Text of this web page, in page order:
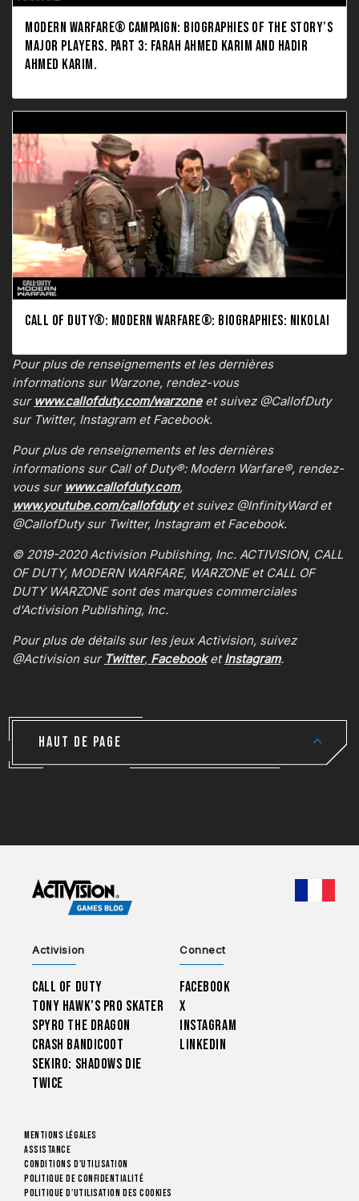
MODERN WARFARE® CAMPAIGN: BIOGRAPHIES OF THE STORY’S
MAJOR PLAYERS. PART 3: FARAH AHMED KARIM AND HADIR
AHMED KARIM.
CALL OF DUTY®: MODERN WARFARE®: BIOGRAPHIES: NIKOLAI
Pour plus de renseignements et les dernières
informations sur Warzone, rendez-vous
sur www.callofduty.com/warzoneet suivez @CallofDuty
sur Twitter, Instagram et Facebook.
Pour plus de renseignements et les dernières
informations sur Call of Duty®: Modern Warfare®, rendez-
vous sur www.callofduty.com,
www.youtube.com/callofdutyet suivez @InfinityWard et
@CallofDuty sur Twitter, Instagram et Facebook.
© 2019-2020 Activision Publishing, Inc. ACTIVISION, CALL
OF DUTY, MODERN WARFARE, WARZONE et CALL OF
DUTY WARZONE sont des marques commerciales
d'Activision Publishing, Inc.
Pour plus de détails sur les jeux Activision, suivez
@Activision sur Twitter, FacebooketInstagram.
HAUT DE PAGE
Activision
Call of Duty
Tony Hawk’s Pro Skater
Spyro The Dragon
Crash Bandicoot
Sekiro: Shadows Die
Twice
Connect
Facebook
X
Instagram
LinkedIn
Mentions légales
Assistance
Conditions d'utilisation
Politique de confidentialité
Politique d'utilisation des cookies